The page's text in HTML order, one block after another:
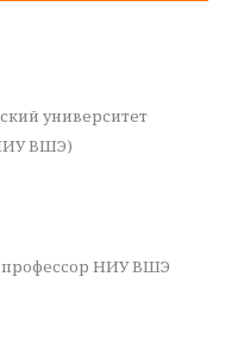
университет
ВШЭ)
профессор НИУ ВШЭ